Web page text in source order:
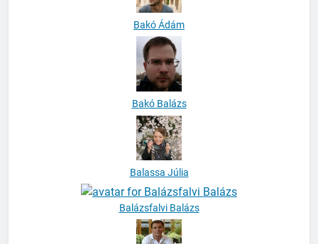
Bakó Ádám
Bakó Balázs
Balassa Júlia
Balázsfalvi Balázs